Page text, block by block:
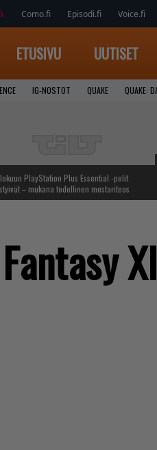
Como.fi Episodi.fi Voice.fi
ETUSIVU UUTISET
IG-NOSTOT QUAKE QUAKE:
PlayStation Plus Essential -pelit
– mukana todellinen mestariteos